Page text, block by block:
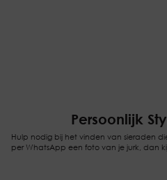
Persoonlijk
Hulp nodig bij het vinden van sieraden
per WhatsApp een foto van je jurk, dan